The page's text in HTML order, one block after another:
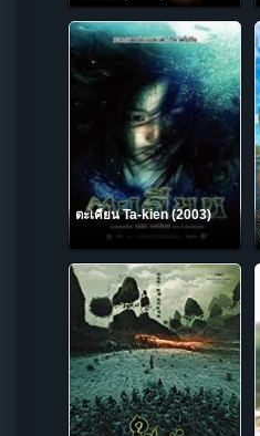
ตะเคียน Ta-kien (2003)